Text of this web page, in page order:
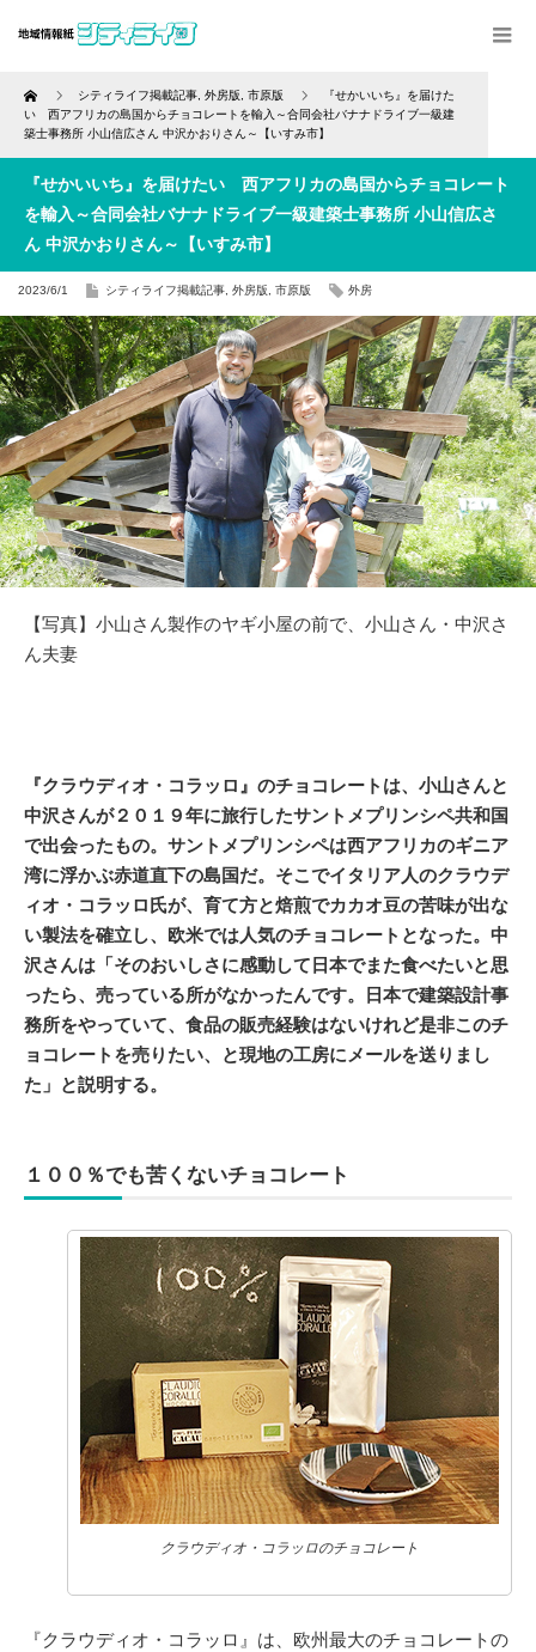
Home シティライフ掲載記事 外房版 市原版
『せかいいち』を届けた
い 西アフリカの島国からチョコレートを輸入～合同会社バナナドライブ一級建
築士事務所 小山信広さん 中沢かおりさん～【いすみ市】
『せかいいち』を届けたい 西アフリカの島国からチョコレート
を輸入～合同会社バナナドライブ一級建築士事務所 小山信広さ
ん 中沢かおりさん～【いすみ市】
2023/6/1 シティライフ掲載記事 外房版 市原版 外房
【写真】小山さん製作のヤギ小屋の前で、小山さん・中沢さ
ん夫妻
『クラウディオ・コラッロ』のチョコレートは、小山さんと
中沢さんが２０１９年に旅行したサントメプリンシペ共和国
で出会ったもの。サントメプリンシペは西アフリカのギニア
湾に浮かぶ赤道直下の島国だ。そこでイタリア人のクラウデ
ィオ・コラッロ氏が、育て方と焙煎でカカオ豆の苦味が出な
い製法を確立し、欧米では人気のチョコレートとなった。中
沢さんは「そのおいしさに感動して日本でまた食べたいと思
ったら、売っている所がなかったんです。日本で建築設計事
務所をやっていて、食品の販売経験はないけれど是非このチ
ョコレートを売りたい、と現地の工房にメールを送りまし
た」と説明する。
１００％でも苦くないチョコレート
クラウディオ・コラッロのチョコレート
『クラウディオ・コラッロ』は、欧州最大のチョコレートの